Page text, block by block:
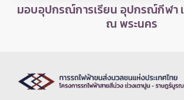
มอบอุปกรณ์การเรียน อุปกรณ์กีฬา
ณ พระนคร